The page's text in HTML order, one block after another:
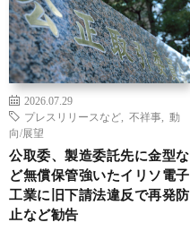
2026.07.29
プレスリリースなど
不祥事
動
向/展望
公取委、製造委託先に金型な
ど無償保管強いたイリソ電子
工業に旧下請法違反で再発防
止など勧告